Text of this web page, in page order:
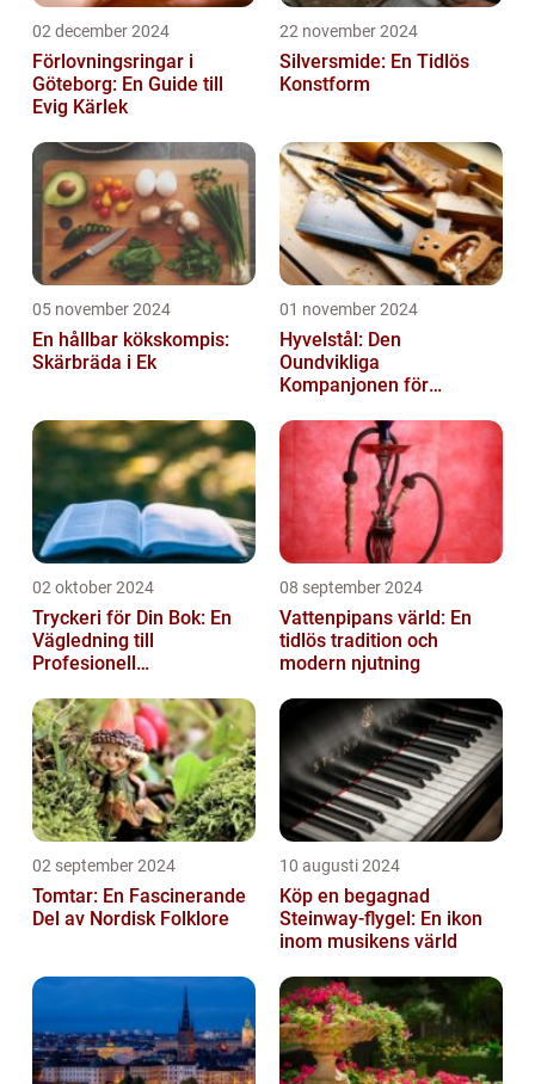
02 december 2024
Förlovningsringar i
Göteborg: En Guide till
Evig Kärlek
22 november 2024
Silversmide: En Tidlös
Konstform
05 november 2024
En hållbar kökskompis:
Skärbräda i Ek
01 november 2024
Hyvelstål: Den
Oundvikliga
Kompanjonen för
02 oktober 2024
Tryckeri för Din Bok: En
Vägledning till
Profesionell
08 september 2024
Vattenpipans värld: En
tidlös tradition och
modern njutning
02 september 2024
Tomtar: En Fascinerande
Del av Nordisk Folklore
10 augusti 2024
Köp en begagnad
Steinway-flygel: En ikon
inom musikens värld